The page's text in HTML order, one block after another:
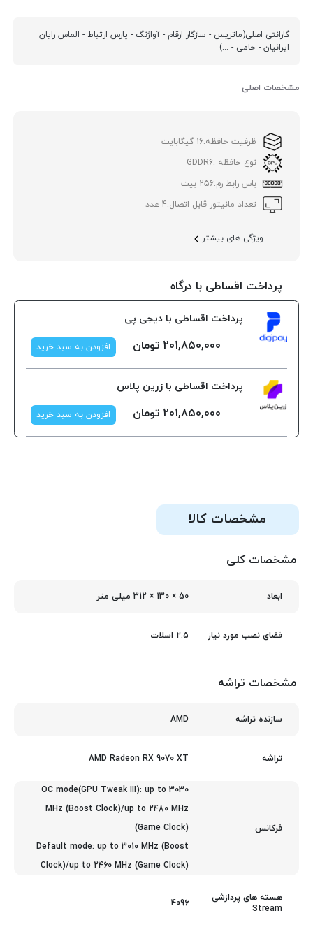
گارانتی اصلی(ماتریس - سازگار ارقام - آواژنگ - پارس ارتباط - الماس رایان
ایرانیان - حامی - ...)
مشخصات اصلی
ظرفیت حافظه:16 گیگابایت
نوع حافظه :GDDR6
باس رابط رم:256 بیت
تعداد مانیتور قابل اتصال:4 عدد
ویژگی های بیشتر
پرداخت اقساطی با درگاه
پرداخت اقساطی با دیجی پی
201,850,000 تومان افزودن به سبد خرید
پرداخت اقساطی با زرین پلاس
201,850,000 تومان افزودن به سبد خرید
مشخصات کالا
مشخصات کلی
ابعاد 50 × 130 × 312 میلی‌ متر
فضای نصب مورد نیاز 2.5 اسلات
مشخصات تراشه
سازنده تراشه AMD
تراشه AMD Radeon RX 9070 XT
فرکانس
OC mode(GPU Tweak III): up to 3030
MHz (Boost Clock)/up to 2480 MHz
(Game Clock)
Default mode: up to 3010 MHz (Boost
Clock)/up to 2460 MHz (Game Clock)
هسته های پردازشی
Stream
4096